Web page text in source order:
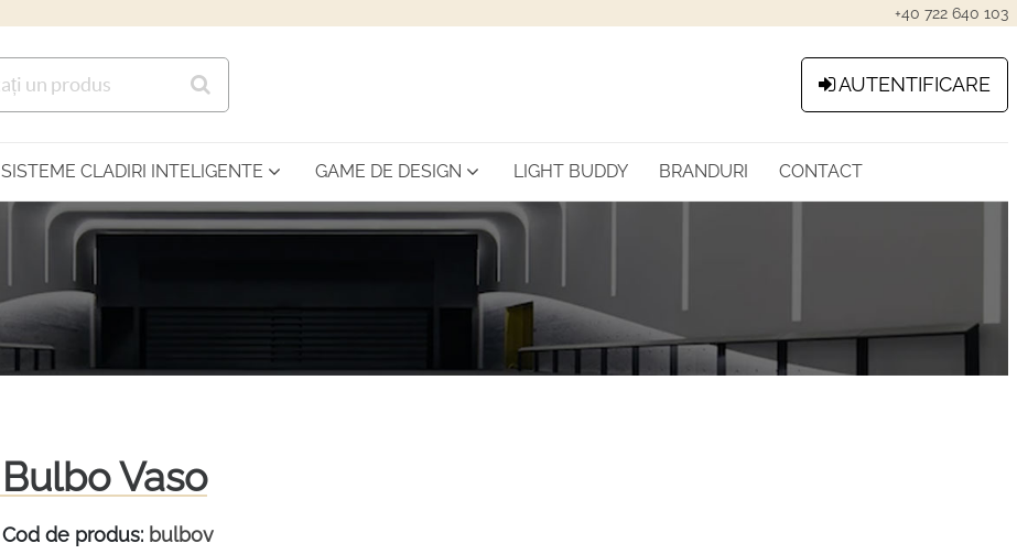
+40 722 640 103
AUTENTIFICARE
SISTEME CLADIRI INTELIGENTE GAME DE DESIGN LIGHT BUDDY BRANDURI CONTACT
Bulbo Vaso
Cod de produs: bulbov